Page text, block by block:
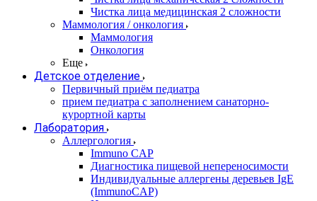
Чистка лица медицинская 2 сложности
Маммология / онкология
Маммология
Онкология
Еще
Детское отделение
Первичный приём педиатра
прием педиатра с заполнением санаторно-
курортной карты
Лаборатория
Аллергология
Immuno CAP
Диагностика пищевой непереносимости
Индивидуальные аллергены деревьев IgE
(ImmunoCAP)